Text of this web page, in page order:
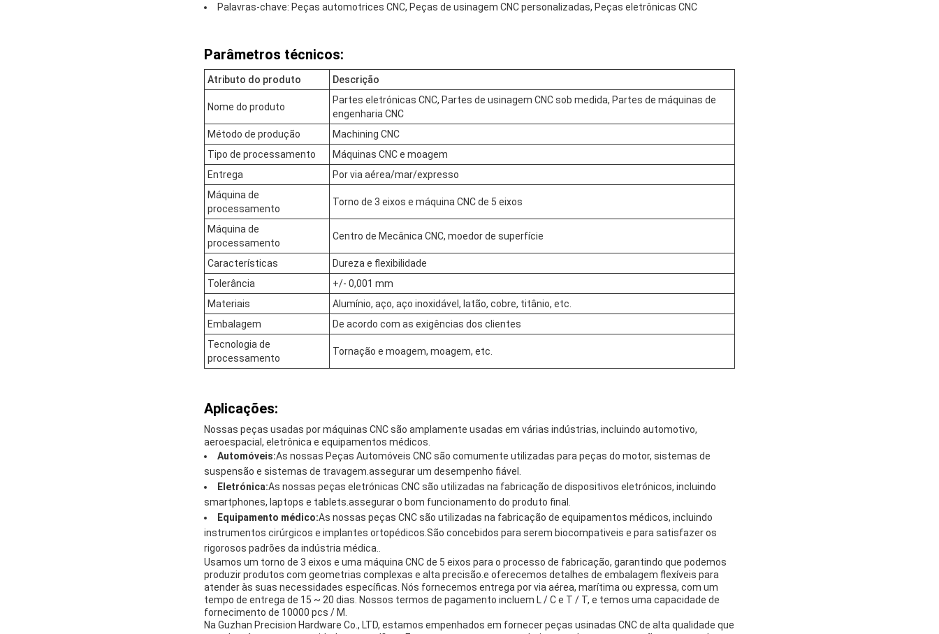
Palavras-chave: Peças automotrices CNC, Peças de usinagem CNC personalizadas, Peças eletrônicas CNC
Parâmetros técnicos:
Atributo do produto Descrição
Nome do produto
Partes eletrónicas CNC, Partes de usinagem CNC sob medida, Partes de máquinas de
engenharia CNC
Método de produção
Machining CNC
Tipo de processamento
Máquinas CNC e moagem
Entrega
Por via aérea/mar/expresso
Máquina de
processamento
Torno de 3 eixos e máquina CNC de 5 eixos
Máquina de
processamento
Centro de Mecânica CNC, moedor de superfície
Características
Dureza e flexibilidade
Tolerância
+/- 0,001 mm
Materiais
Alumínio, aço, aço inoxidável, latão, cobre, titânio, etc.
Embalagem
De acordo com as exigências dos clientes
Tecnologia de
processamento
Tornação e moagem, moagem, etc.
Aplicações:
Nossas peças usadas por máquinas CNC são amplamente usadas em várias indústrias, incluindo automotivo,
aeroespacial, eletrônica e equipamentos médicos.
Automóveis:As nossas Peças Automóveis CNC são comumente utilizadas para peças do motor, sistemas de
suspensão e sistemas de travagem.assegurar um desempenho fiável.
Eletrónica:As nossas peças eletrónicas CNC são utilizadas na fabricação de dispositivos eletrónicos, incluindo
smartphones, laptops e tablets.assegurar o bom funcionamento do produto final.
Equipamento médico:As nossas peças CNC são utilizadas na fabricação de equipamentos médicos, incluindo
instrumentos cirúrgicos e implantes ortopédicos.São concebidos para serem biocompativeis e para satisfazer os
rigorosos padrões da indústria médica..
Usamos um torno de 3 eixos e uma máquina CNC de 5 eixos para o processo de fabricação, garantindo que podemos
produzir produtos com geometrias complexas e alta precisão.e oferecemos detalhes de embalagem flexíveis para
atender às suas necessidades específicas. Nós fornecemos entrega por via aérea, marítima ou expressa, com um
tempo de entrega de 15 ~ 20 dias. Nossos termos de pagamento incluem L / C e T / T, e temos uma capacidade de
fornecimento de 10000 pcs / M.
Na Guzhan Precision Hardware Co., LTD, estamos empenhados em fornecer peças usinadas CNC de alta qualidade que